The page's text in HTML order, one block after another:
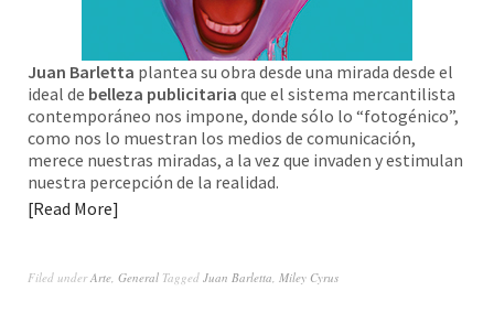
Juan Barletta plantea su obra desde una mirada desde el
ideal de belleza publicitaria que el sistema mercantilista
contemporáneo nos impone, donde sólo lo “fotogénico”,
como nos lo muestran los medios de comunicación,
merece nuestras miradas, a la vez que invaden y estimulan
nuestra percepción de la realidad.
Read More
Filed underArte, General Tagged Juan Barletta, Miley Cyrus